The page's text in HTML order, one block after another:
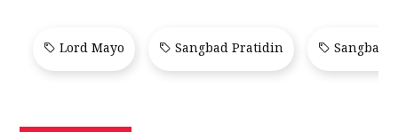
Lord Mayo Sangbad Pratidin Sangbad